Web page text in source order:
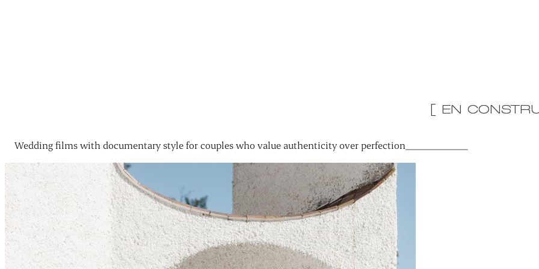
[ EN
Wedding films with documentary style for couples who value authenticity over perfection_____________